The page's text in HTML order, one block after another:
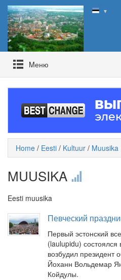
▼
Mеню
Home / Eesti / Kultuur / Muusika
MUUSIKA
Eesti muusika
Певческий
Первый эстонский
(laulupidu)
возбудил президент
Йоханн Вольдемар
Койдулы.